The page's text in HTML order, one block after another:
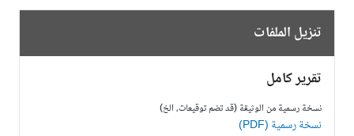
تنزيل الملفات
تقرير كامل
نسخة رسمية من الوثيقة (قد تضم توقيعات، الخ)
نسخة رسمية (PDF)